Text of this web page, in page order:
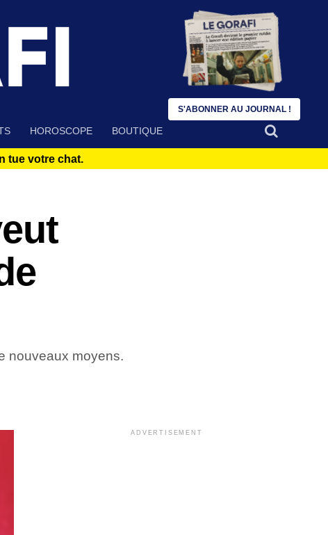
HOROSCOPE BOUTIQUE
tue votre chat.
nouveaux moyens.
ADVERTISEMENT
S'ABONNER AU JOURNAL !